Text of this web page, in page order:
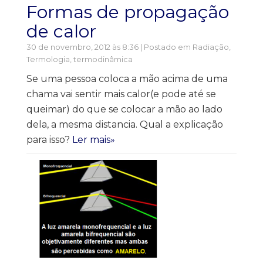
Formas de propagação
de calor
30 de novembro, 2012 às 8:36 | Postado em Radiação
Termologia, termodinâmica
Se uma pessoa coloca a mão acima de uma
chama vai sentir mais calor(e pode até se
queimar) do que se colocar a mão ao lado
dela, a mesma distancia. Qual a explicação
para isso? Ler mais»